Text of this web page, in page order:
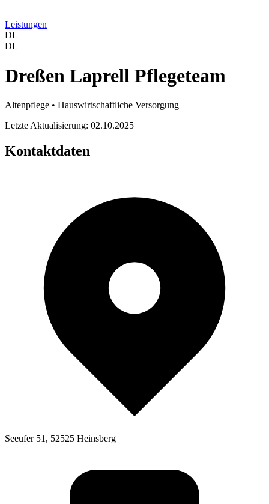
Leistungen
DL
DL
Dreßen Laprell Pflegeteam
Altenpflege • Hauswirtschaftliche Versorgung
Letzte Aktualisierung: 02.10.2025
Kontaktdaten
Seeufer 51, 52525 Heinsberg